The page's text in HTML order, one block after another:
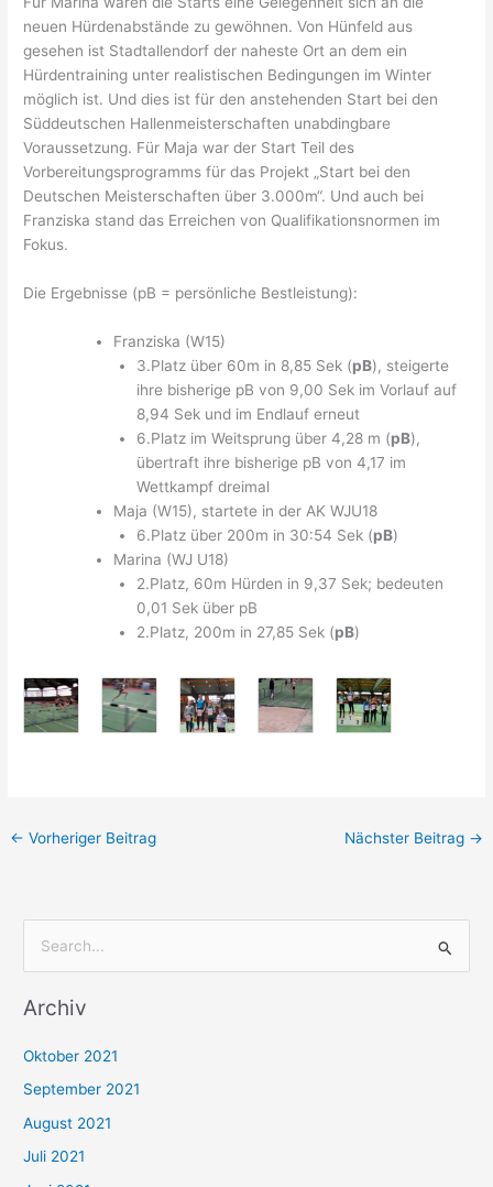
neuen Hürdenabstände zu gewöhnen. Von Hünfeld aus
gesehen ist Stadtallendorf der naheste Ort an dem ein
Hürdentraining unter realistischen Bedingungen im Winter
möglich ist. Und dies ist für den anstehenden Start bei den
Süddeutschen Hallenmeisterschaften unabdingbare
Voraussetzung. Für Maja war der Start Teil des
Vorbereitungsprogramms für das Projekt „Start bei den
Deutschen Meisterschaften über 3.000m“. Und auch bei
Franziska stand das Erreichen von Qualifikationsnormen im
Fokus.
Die Ergebnisse (pB = persönliche Bestleistung):
Franziska (W15)
3.Platz über 60m in 8,85 Sek (pB), steigerte
ihre bisherige pB von 9,00 Sek im Vorlauf auf
8,94 Sek und im Endlauf erneut
6.Platz im Weitsprung über 4,28 m (pB),
übertraft ihre bisherige pB von 4,17 im
Wettkampf dreimal
Maja (W15), startete in der AK WJU18
6.Platz über 200m in 30:54 Sek (pB)
Marina (WJ U18)
2.Platz, 60m Hürden in 9,37 Sek; bedeuten
0,01 Sek über pB
2.Platz, 200m in 27,85 Sek (pB)
← Vorheriger Beitrag Nächster Beitrag →
c
n
n
a
Archiv
Oktober 2021
September 2021
August 2021
Juli 2021